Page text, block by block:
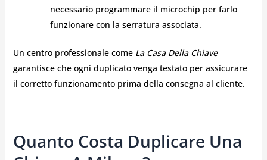
necessario programmare il microchip per farlo
funzionare con la serratura associata.
Un centro professionale come La Casa Della Chiave
garantisce che ogni duplicato venga testato per assicurare
il corretto funzionamento prima della consegna al cliente.
Quanto Costa Duplicare Una